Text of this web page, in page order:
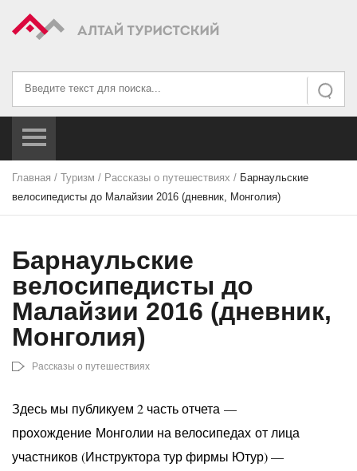
Искать
Искать...
Главная / Туризм / Рассказы о путешествиях / Барнаульские
велосипедисты до Малайзии 2016 (дневник, Монголия)
Барнаульские
велосипедисты до
Малайзии 2016 (дневник,
Монголия)
Рассказы о путешествиях
Здесь мы публикуем 2 часть отчета —
прохождение Монголии на велосипедах от лица
участников (Инструктора тур фирмы Ютур) —